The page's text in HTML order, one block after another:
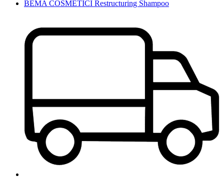
BEMA COSMETICI Restructuring Shampoo